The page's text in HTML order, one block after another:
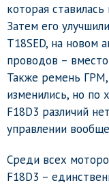
которая
Затем его
T18SED, на новом
проводов –
Также ремень
изменились, но по
F18D3 различий
управлении
Среди всех
F18D3 –